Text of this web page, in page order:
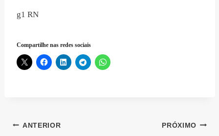
g1 RN
Compartilhe nas redes sociais
Navegação
ANTERIOR PRÓXIMO